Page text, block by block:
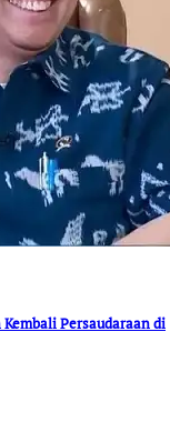
Persaudaraan di